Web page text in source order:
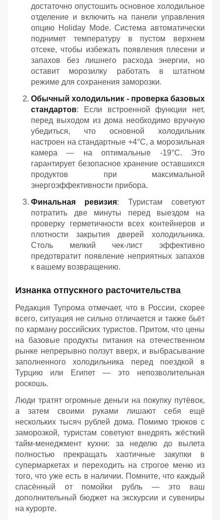
достаточно опустошить основное холодильное
отделение и включить на панели управления
опцию Holiday Mode. Система автоматически
поднимет температуру в пустом верхнем
отсеке, чтобы избежать появления плесени и
запахов без лишнего расхода энергии, но
оставит морозилку работать в штатном
режиме для сохранения заморозки.
Обычный холодильник - проверка базовых
стандартов: Если встроенной функции нет,
перед выходом из дома необходимо вручную
убедиться, что основной холодильник
настроен на стандартные +4°C, а морозильная
камера — на оптимальные -19°C. Это
гарантирует безопасное хранение оставшихся
продуктов при максимальной
энергоэффективности прибора.
Финальная ревизия: Туристам советуют
потратить две минуты перед выездом на
проверку герметичности всех контейнеров и
плотности закрытия дверей холодильника.
Столь мелкий чек-лист эффективно
предотвратит появление неприятных запахов
к вашему возвращению.
Изнанка отпускного расточительства
Редакция Тупрома отмечает, что в России, скорее
всего, ситуация не сильно отличается и также бьёт
по карману российских туристов. Притом, что цены
на базовые продукты питания на отечественном
рынке непрерывно ползут вверх, и выбрасывание
заполненного холодильника перед поездкой в
Турцию или Египет — это непозволительная
роскошь.
Люди тратят огромные деньги на покупку путёвок,
а затем своими руками лишают себя ещё
нескольких тысяч рублей дома. Помимо трюков с
заморозкой, туристам советуют внедрять жёсткий
тайм-менеджмент кухни: за неделю до вылета
полностью прекращать хаотичные закупки в
супермаркетах и переходить на строгое меню из
того, что уже есть в наличии. Помните, что каждый
спасённый от помойки рубль — это ваш
дополнительный бюджет на экскурсии и сувениры
на курорте.